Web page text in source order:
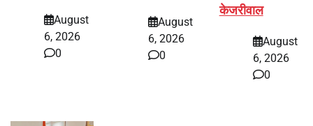
August
6, 2026
0
August
6, 2026
0
केजरीवाल
August
6, 2026
0